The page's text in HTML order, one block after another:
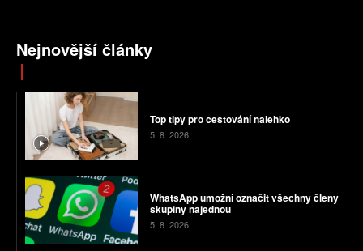
Nejnovější články
Top tipy pro cestování nalehko
5. 8. 2026
WhatsApp umožní označit všechny členy
skupiny najednou
5. 8. 2026